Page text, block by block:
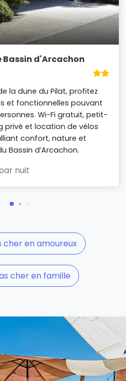
Bassin d'Arcachon
la dune du Pilat, profitez
et fonctionnelles pouvant
Wi-Fi gratuit, petit-
privé et location de vélos
confort, nature et
Bassin d’Arcachon.
nuit
en amoureux
cher en famille